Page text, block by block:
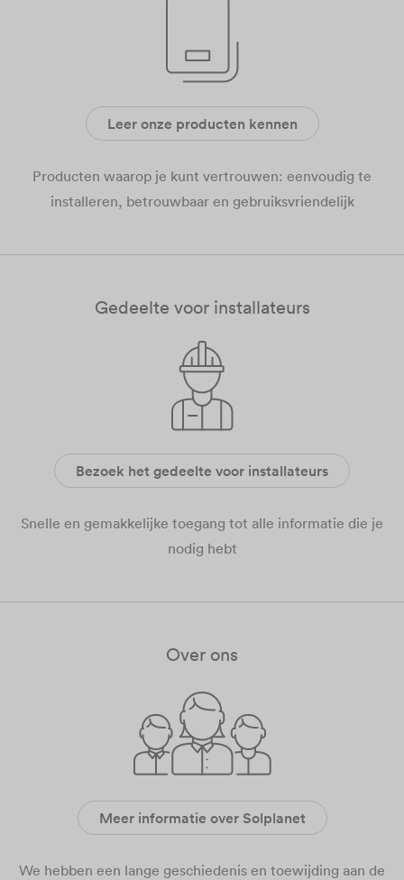
Leer onze producten kennen
Producten waarop je kunt vertrouwen: eenvoudig te
installeren, betrouwbaar en gebruiksvriendelijk
Gedeelte voor installateurs
Bezoek het gedeelte voor installateurs
Snelle en gemakkelijke toegang tot alle informatie die je
nodig hebt
Over ons
Meer informatie over Solplanet
We hebben een lange geschiedenis en toewijding aan de